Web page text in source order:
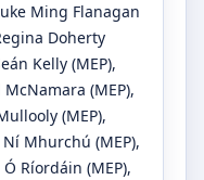
Ming Flanagan
Doherty
Kelly (MEP),
McNamara (MEP),
(MEP),
Ní Mhurchú (MEP),
Ríordáin (MEP),